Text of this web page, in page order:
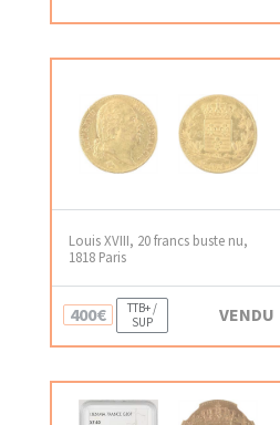
Louis XVIII, 20 francs buste nu,
1818 Paris
400€
TTB+ /
SUP
VENDU